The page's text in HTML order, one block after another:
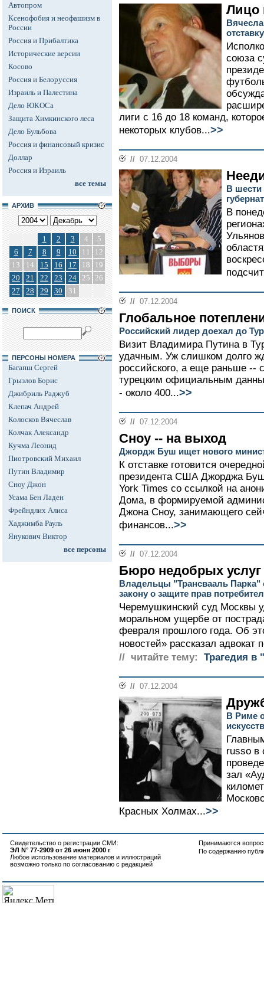
Автопром
Ксенофобия и неофашизм в
России
Россия и Прибалтика
Исторические версии
Косово
Россия и Белоруссия
Израиль и Палестина
Дело ЮКОСа
Защита Химкинского леса
Дело Бульбова
Россия и финансовый кризис
Доллар
Россия и Израиль
все темы
АРХИВ
1 2 3 4
5
6
7 8 9 10 11
12
13
14 15 16 17 18
19
20
21 22 23 24 25 26
27
28 29 30 31
ПОИСК
ПЕРСОНЫ НОМЕРА
Багапш Сергей
Грызлов Борис
Джибриль Раджуб
Клепач Андрей
Колосков Вячеслав
Колчак Александр
Кучма Леонид
Пиотровский Михаил
Путин Владимир
Сноу Джон
Усама Бен Ладен
Фрейндлих Алиса
Хаджимба Рауль
Янукович Виктор
все персоны
Лицо
отставку
союза
лиги с 16 до 18 команд,
некоторых клубов...>>
// 07.12.2004
В шести
В
// 07.12.2004
Глобальное
Российский лидер доехал до
Визит Владимира Путина в
удачным. Уж слишком долго
российского, а еще раньше --
турецким официальным
- около 400...>>
// 07.12.2004
Сноу -- на выход
Джордж Буш ищет нового
К отставке готовится
президента США Джорджа
York Times со ссылкой на
Дома, в формируемой
Джона Сноу, занимающего
финансов...>>
// 07.12.2004
Бюро недобрых услуг
Владельцы "Трансвааль Парка"
закону о защите прав
Черемушкинский суд Москвы
моральном ущербе от
февраля прошлого года. Об
новостей» рассказал адвокат
// читайте тему:
Трагедия в
// 07.12.2004
В Риме
russo в
зал
Красных Холмах...>>
Свидетельство о регистрации СМИ:
ЭЛ N° 77-2909 от 26 июня 2000 г
Любое использование материалов и иллюстраций
возможно только по согласованию с редакцией
Принимаются
По содержанию